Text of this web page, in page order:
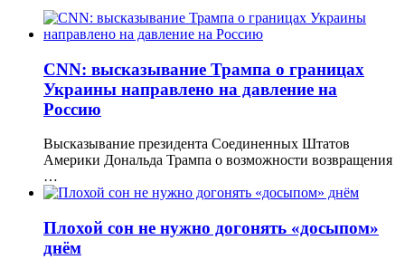
CNN: высказывание Трампа о границах
Украины направлено на давление на
Россию
Высказывание президента Соединенных Штатов
Америки Дональда Трампа о возможности возвращения
…
Плохой сон не нужно догонять «досыпом»
днём